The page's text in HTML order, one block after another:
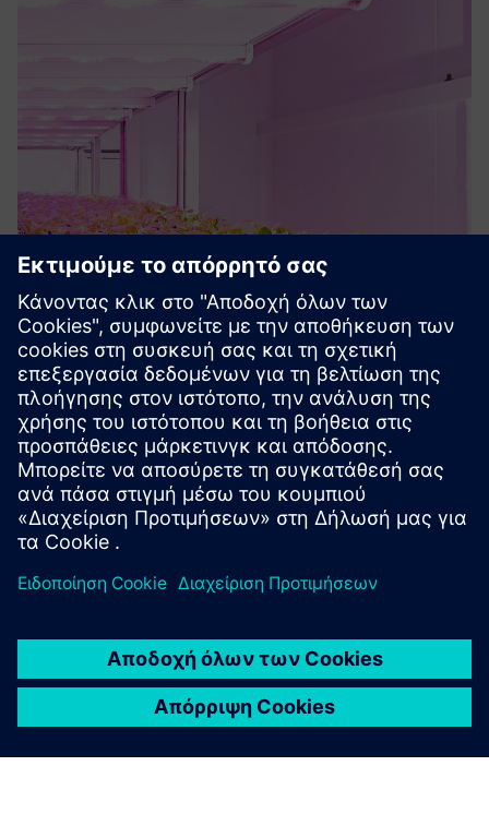
Philips GreenPower LED Solutions
Complete control and flexible LED lights to optimize
multilayer crop cultivation. Easily adapt the color spectra
and light levels to meet the needs of different crops and
growth phases.
Μάθετε περισσότερα